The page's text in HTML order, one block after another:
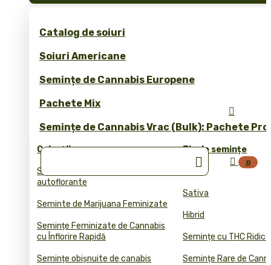
Catalog de soiuri
Soiuri Americane
Semințe de Cannabis Europene
Pachete Mix
Semințe de Cannabis Vrac (Bulk): Pachete
Colecții
Semințele de cannabis
autoflorante
Seminte de Marijuana Feminizate
Semințe Feminizate de Cannabis
cu Înflorire Rapidă
Semințe obișnuite de canabis
Tip de semințe
Sativa
Hibrid
Semințe cu THC
Semințe Rare de


 0